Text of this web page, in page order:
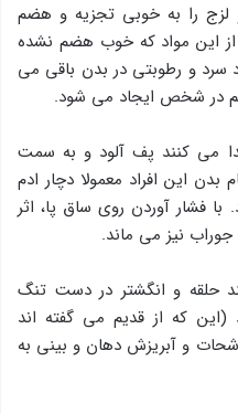
لزج را به خوبی تجزیه و هضم
از این مواد که خوب هضم نشده
سرد و رطوبتی در بدن باقی می
در شخص ایجاد می شود.
می کنند پف آلود و به سمت
این افراد معمولا دچار ادم
فشار آوردن روی ساق پا، اثر
نیز می ماند.
و انگشتر در دست تنگ
که از قدیم می گفته اند
و آبریزش دهان و بینی به